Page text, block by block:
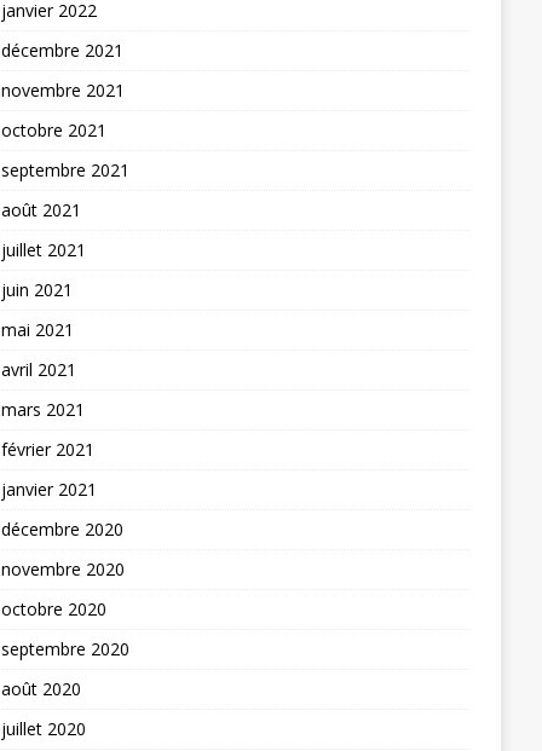
janvier 2022
décembre 2021
novembre 2021
octobre 2021
septembre 2021
août 2021
juillet 2021
juin 2021
mai 2021
avril 2021
mars 2021
février 2021
janvier 2021
décembre 2020
novembre 2020
octobre 2020
septembre 2020
août 2020
juillet 2020